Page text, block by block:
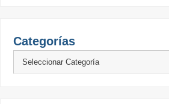
Categorías